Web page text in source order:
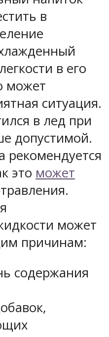
в
в его
может
ситуация.
в лед при
допустимой.
рекомендуется
это может
может
причинам:
содержания